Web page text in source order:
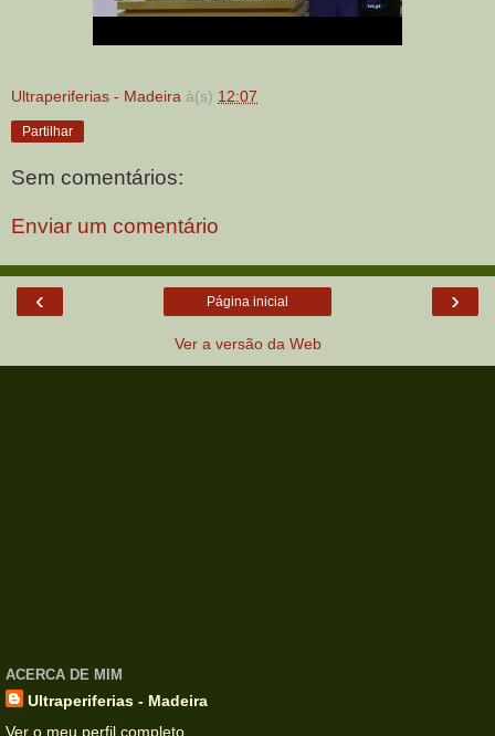
Ultraperiferias - Madeira à(s) 12:07
Partilhar
Sem comentários:
Enviar um comentário
‹ ›
Página inicial
Ver a versão da Web
ACERCA DE MIM
Ultraperiferias - Madeira
Ver o meu perfil completo